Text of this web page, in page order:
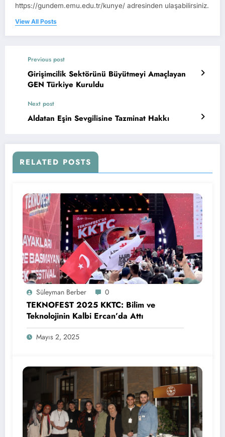
https://gundem.emu.edu.tr/kunye/ adresinden ulaşabilirsiniz.
View All Posts
Previous post
Girişimcilik Sektörünü Büyütmeyi Amaçlayan
GEN Türkiye Kuruldu
Next post
Aldatan Eşin Sevgilisine Tazminat Hakkı
RELATED POSTS
Süleyman Berber 0
TEKNOFEST 2025 KKTC: Bilim ve
Teknolojinin Kalbi Ercan’da Attı
Mayıs 2, 2025